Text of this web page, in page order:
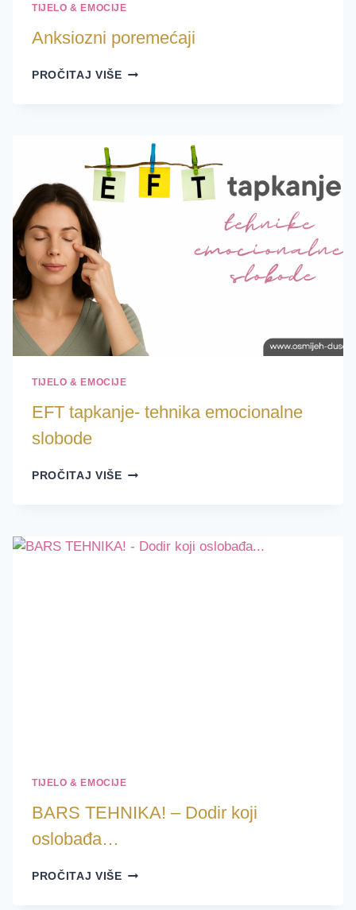
TIJELO & EMOCIJE
Anksiozni poremećaji
PROČITAJ VIŠEANKSIOZNI
TIJELO & EMOCIJE
EFT tapkanje- tehnika emocionalne
slobode
PROČITAJ VIŠEEFT
SLOBODE
TIJELO & EMOCIJE
BARS TEHNIKA! – Dodir koji
oslobađa…
PROČITAJ VIŠEBARS